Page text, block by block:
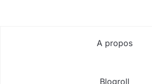
A propos
Blogroll